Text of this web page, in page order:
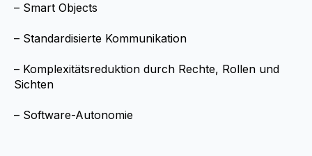
– Smart Objects
– Standardisierte Kommunikation
– Komplexitätsreduktion durch Rechte, Rollen und
Sichten
– Software-Autonomie